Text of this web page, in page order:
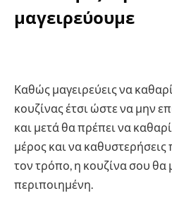
μαγειρεύουμε
Καθώς μαγειρεύεις να
κουζίνας έτσι ώστε να μην
και μετά θα πρέπει να
μέρος και να
τον τρόπο, η κουζίνα σου θα
περιποιημένη.